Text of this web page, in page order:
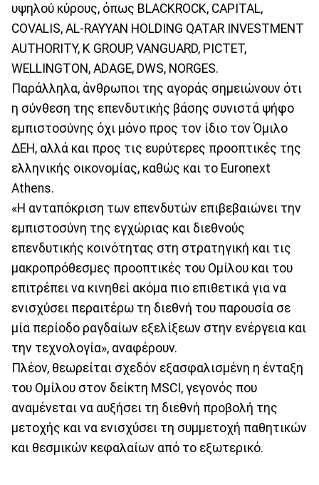
υψηλού κύρους, όπως BLACKROCK, CAPITAL,
COVALIS, AL-RAYYAN HOLDING QATAR INVESTMENT
AUTHORITY, K GROUP, VANGUARD, PICTET,
WELLINGTON, ADAGE, DWS, NORGES.
Παράλληλα, άνθρωποι της αγοράς σημειώνουν ότι
η σύνθεση της επενδυτικής βάσης συνιστά ψήφο
εμπιστοσύνης όχι μόνο προς τον ίδιο τον Όμιλο
ΔΕΗ, αλλά και προς τις ευρύτερες προοπτικές της
ελληνικής οικονομίας, καθώς και το Euronext
Athens.
«Η ανταπόκριση των επενδυτών επιβεβαιώνει την
εμπιστοσύνη της εγχώριας και διεθνούς
επενδυτικής κοινότητας στη στρατηγική και τις
μακροπρόθεσμες προοπτικές του Ομίλου και του
επιτρέπει να κινηθεί ακόμα πιο επιθετικά για να
ενισχύσει περαιτέρω τη διεθνή του παρουσία σε
μία περίοδο ραγδαίων εξελίξεων στην ενέργεια και
την τεχνολογία», αναφέρουν.
Πλέον, θεωρείται σχεδόν εξασφαλισμένη η ένταξη
του Ομίλου στον δείκτη MSCI, γεγονός που
αναμένεται να αυξήσει τη διεθνή προβολή της
μετοχής και να ενισχύσει τη συμμετοχή παθητικών
και θεσμικών κεφαλαίων από το εξωτερικό.